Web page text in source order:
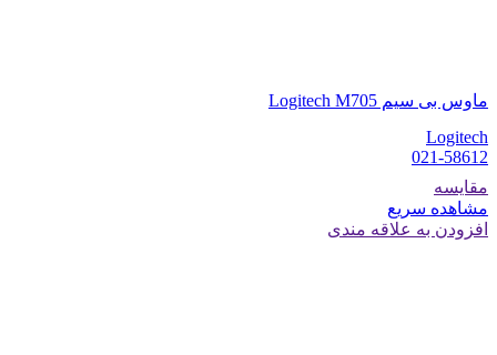
ماوس بی سیم Logitech M705
Logitech
021-58612
مقایسه
مشاهده سریع
افزودن به علاقه مندی